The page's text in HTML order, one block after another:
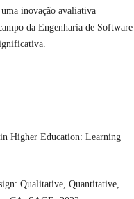
uma inovação avaliativa
da Engenharia de Software
Higher Education: Learning
Qualitative, Quantitative,